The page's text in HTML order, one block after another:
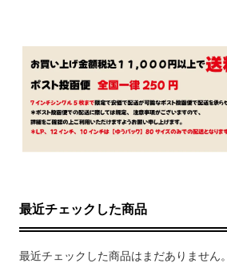
最近チェックした商品
最近チェックした商品はまだありません。